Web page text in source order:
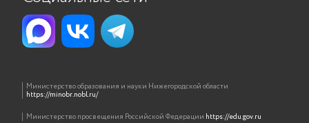
Министерство образования и науки Нижегородской области
https://minobr.nobl.ru/
Министерство просвещения Российской Федерации https://edu.gov.ru